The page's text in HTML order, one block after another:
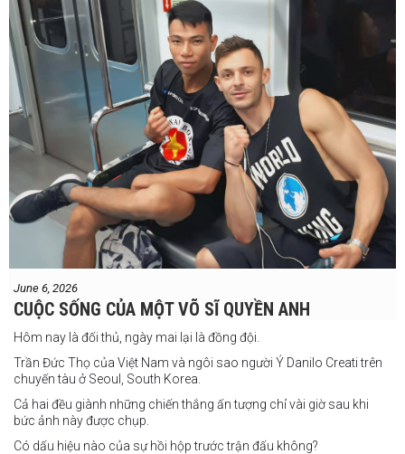
Travers sở hữu nền tảng nghiệp dư rất đáng nể và từ lâu đã được
xem là một võ sĩ giàu tiềm năng. Trong quá khứ, anh từng có những
trận đấu rất sít sao với các đối thủ chất lượng như Clay Waterman
và Steve Spark.
Sau bảy năm rời xa võ đài, Travers trở lại thi đấu vào tháng 4 năm
nay và ngay lập tức gây ấn tượng mạnh khi hạ gục Blake Payne
ngay trong hiệp đầu tiên. Giờ đây, anh sẽ hướng tới việc nối dài đà
thăng tiến đó khi đối đầu với vị khách đến từ Papua New Guinea.
Tuy nhiên, Laia không hề e ngại thử thách phía trước.
"Đây là cơ hội tuyệt vời để tôi bước thêm một bước trên con đường
sự nghiệp," Laia chia sẻ.
"Tôi sẽ tăng hạng cân để đấu với võ sĩ người Úc này, nhưng điều đó
không thành vấn đề vì trước đây tôi đã từng thi đấu ở hạng cân đó.
thắng. Sau trận đấu này, tôi cũng đã có
một trận đấu khác được lên lịch tại
Philippines
June 6, 2026
CUỘC SỐNG CỦA MỘT VÕ SĨ QUYỀN ANH
Hôm nay là đối thủ, ngày mai lại là đồng đội.
Trần Đức Thọ của Việt Nam và ngôi sao người Ý Danilo Creati trên
chuyến tàu ở Seoul, South Korea.
Cả hai đều giành những chiến thắng ấn tượng chỉ vài giờ sau khi
bức ảnh này được chụp.
Có dấu hiệu nào của sự hồi hộp trước trận đấu không?